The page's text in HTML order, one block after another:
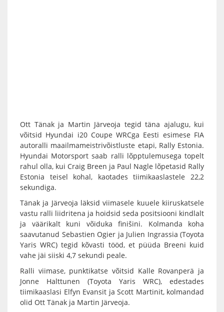
Ott Tänak ja Martin Järveoja tegid täna ajalugu, kui
võitsid Hyundai i20 Coupe WRCga Eesti esimese FIA
autoralli maailmameistrivõistluste etapi, Rally Estonia.
Hyundai Motorsport saab ralli lõpptulemusega topelt
rahul olla, kui Craig Breen ja Paul Nagle lõpetasid Rally
Estonia teisel kohal, kaotades tiimikaaslastele 22,2
sekundiga.
Tänak ja Järveoja läksid viimasele kuuele kiiruskatsele
vastu ralli liidritena ja hoidsid seda positsiooni kindlalt
ja väärikalt kuni võiduka finišini. Kolmanda koha
saavutanud Sebastien Ogier ja Julien Ingrassia (Toyota
Yaris WRC) tegid kõvasti tööd, et püüda Breeni kuid
vahe jäi siiski 4,7 sekundi peale.
Ralli viimase, punktikatse võitsid Kalle Rovanperä ja
Jonne Halttunen (Toyota Yaris WRC), edestades
tiimikaaslasi Elfyn Evansit ja Scott Martinit, kolmandad
olid Ott Tänak ja Martin Järveoja.